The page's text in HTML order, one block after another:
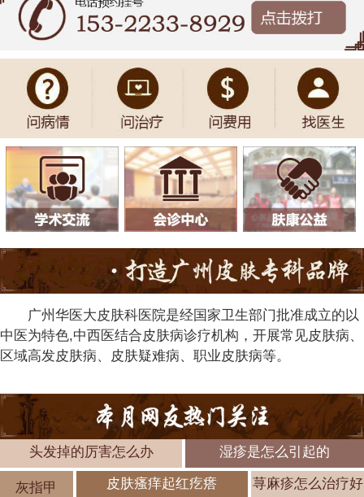
广州华医大皮肤科医院是经国家卫生部门批准成立的以
中医为特色,中西医结合皮肤病诊疗机构，开展常见皮肤病、
区域高发皮肤病、皮肤疑难病、职业皮肤病等。
头发掉的厉害怎么办 湿疹是怎么引起的
灰指甲
皮肤瘙痒起红疙瘩 荨麻疹怎么治疗好